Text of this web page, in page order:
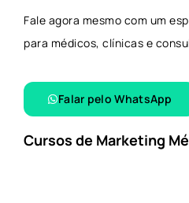
Fale agora mesmo com um
para médicos, clínicas e
Falar pelo WhatsApp​
Cursos de Marketing